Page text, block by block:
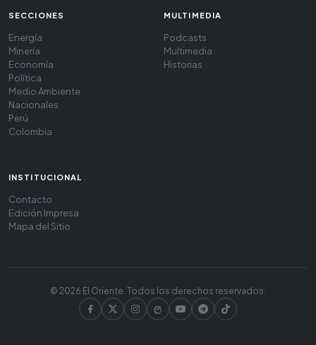
SECCIONES
Energía
Minería
Economía
Política
Medio Ambiente
Nacionales
Perú
Colombia
MULTIMEDIA
Podcasts
Multimedia
Historias
INSTITUCIONAL
Contacto
Edición Impresa
Mapa del Sitio
© 2026 El Oriente. Todos los derechos reservados.